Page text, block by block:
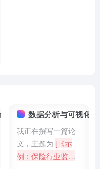
8")); }
} catch
e)
数据分析与可视化
我正在撰写一篇论
文，主题为 [《示
例：保险行业监管